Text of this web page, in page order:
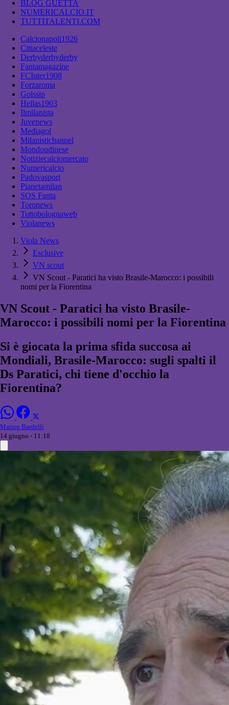
BLOG GUETTA
NUMERICALCIO.IT
TUTTITALENTI.COM
Calcionapoli1926
Cittaceleste
Derbyderbyderby
Fantamagazine
FCInter1908
Forzaroma
Golssip
Hellas1903
Ilmilanista
Juvenews
Mediagol
Milanistichannel
Mondoudinese
Notiziecalciomercato
Numericalcio
Padovasport
Pianetamilan
SOS Fanta
Toronews
Tuttobolognaweb
Violanews
Viola News
Esclusive
VN scout
VN Scout - Paratici ha visto Brasile-Marocco: i possibili
nomi per la Fiorentina
VN Scout - Paratici ha visto Brasile-
Marocco: i possibili nomi per la Fiorentina
Si è giocata la prima sfida succosa ai
Mondiali, Brasile-Marocco: sugli spalti il
Ds Paratici, chi tiene d'occhio la
Fiorentina?
Matteo Bardelli
14 giugno - 11:18